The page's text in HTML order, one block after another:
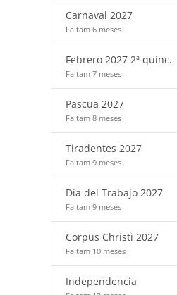
Carnaval 2027
Faltam 6 meses
Febrero 2027 2ª quinc.
Faltam 7 meses
Pascua 2027
Faltam 8 meses
Tiradentes 2027
Faltam 9 meses
Día del Trabajo 2027
Faltam 9 meses
Corpus Christi 2027
Faltam 10 meses
Independencia